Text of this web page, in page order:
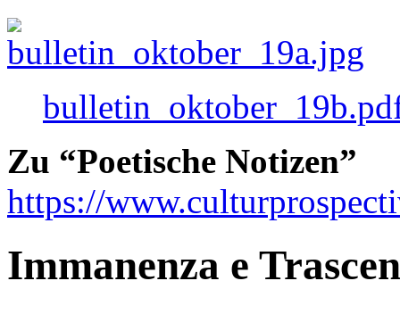
Zu “Poetische Notizen”
https://
Immanenza e